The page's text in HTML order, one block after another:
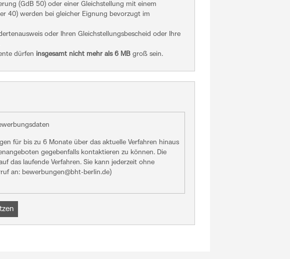
(GdB 50) oder einer Gleichstellung mit einem
40) werden bei gleicher Eignung bevorzugt im
oder Ihren Gleichstellungsbescheid oder Ihre
dürfen insgesamt nicht mehr als 6 MBgroß sein.
für bis zu 6 Monate über das aktuelle Verfahren hinaus
gegebenfalls kontaktieren zu können. Die
das laufende Verfahren. Sie kann jederzeit ohne
an: bewerbungen@bht-berlin.de)